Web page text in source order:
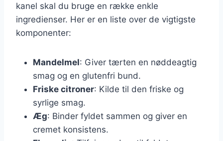
kanel skal du bruge en række enkle
ingredienser. Her er en liste over de vigtigste
komponenter:
Mandelmel: Giver tærten en nøddeagtig
smag og en glutenfri bund.
Friske citroner: Kilde til den friske og
syrlige smag.
Æg: Binder fyldet sammen og giver en
cremet konsistens.